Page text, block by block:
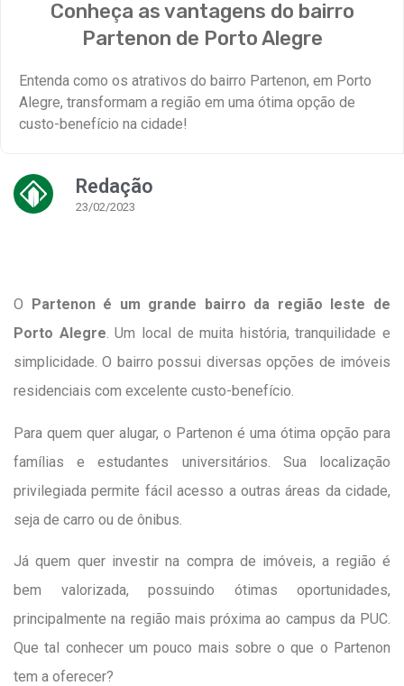
Conheça as vantagens do bairro
Partenon de Porto Alegre
Entenda como os atrativos do bairro Partenon, em Porto
Alegre, transformam a região em uma ótima opção de
custo-benefício na cidade!
Redação
23/02/2023
O
Partenon é um grande bairro da região leste de
Porto Alegre. Um local de muita história, tranquilidade e
simplicidade. O bairro possui diversas opções de imóveis
residenciais com excelente custo-benefício.
Para quem quer alugar, o Partenon é uma ótima opção para
famílias e estudantes universitários. Sua localização
privilegiada permite fácil acesso a outras áreas da cidade,
seja de carro ou de ônibus.
Já quem quer investir na compra de imóveis, a região é
bem valorizada, possuindo ótimas oportunidades,
principalmente na região mais próxima ao campus da PUC.
Que tal conhecer um pouco mais sobre o que o Partenon
tem a oferecer?